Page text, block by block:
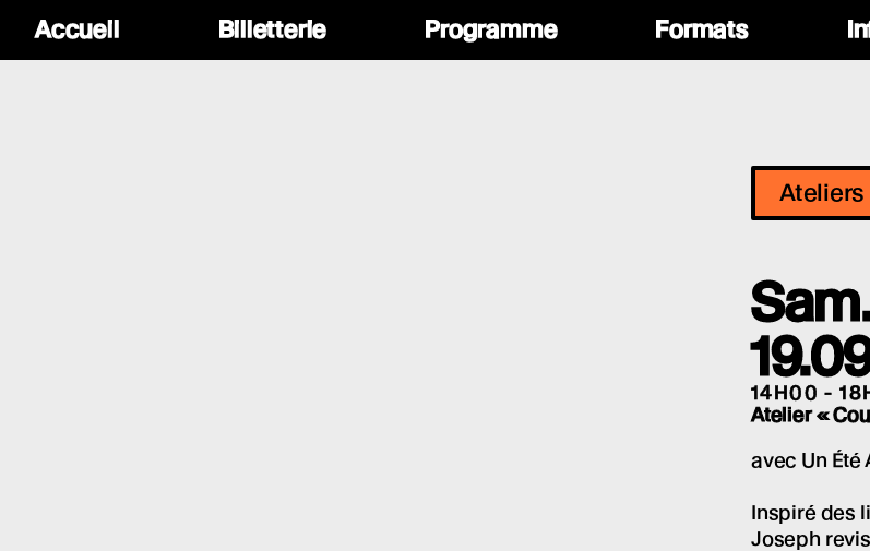
Accueil Billetterie Programme Formats
Ateliers
14H00 -
Atelier «
avec Un Été
Inspiré des
Joseph